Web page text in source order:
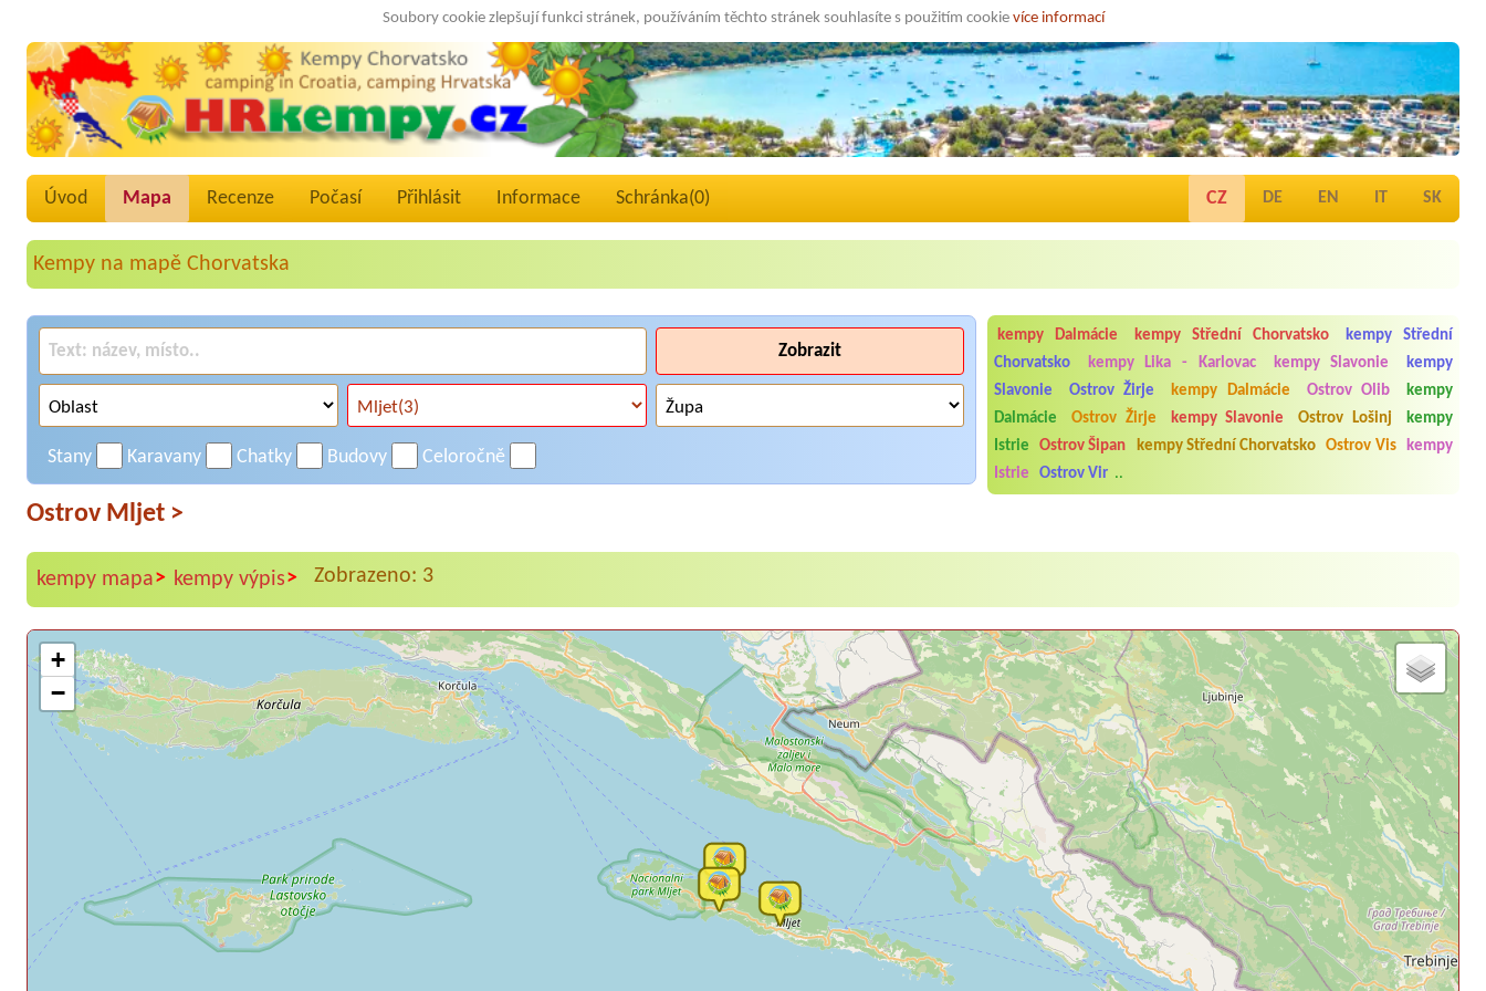
Soubory cookie zlepšují funkci stránek, používáním těchto stránek souhlasíte s použitím cookie více informací
Úvod Mapa Recenze Počasí Přihlásit Informace Schránka(0) CZ DE EN IT SK
Kempy na mapě Chorvatska
Zobrazit
Stany Karavany Chatky Budovy Celoročně
kempy Dalmácie kempy Střední Chorvatsko
kempy Střední
Chorvatsko
kempy Lika - Karlovac kempy Slavonie
kempy
Slavonie
Ostrov Žirje kempy Dalmácie Ostrov Olib
kempy
Dalmácie
Ostrov Žirje kempy Slavonie Ostrov Lošinj
kempy
Istrie
Ostrov Šipan kempy Střední Chorvatsko Ostrov Vis
kempy
Istrie
Ostrov Vir ..
Ostrov Mljet >
kempy mapa> kempy výpis> Zobrazeno: 3
+
−